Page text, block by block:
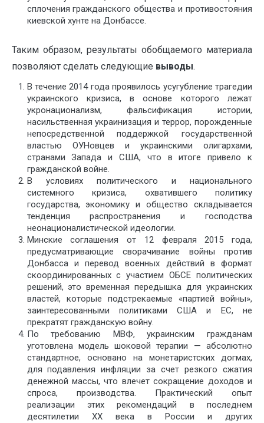
сплочения гражданского общества и противостояния
киевской хунте на Донбассе.
Таким образом, результаты обобщаемого материала
позволяют сделать следующие выводы.
В течение 2014 года проявилось усугубление трагедии
украинского кризиса, в основе которого лежат
укронационализм, фальсификация истории,
насильственная украинизация и террор, порожденные
непосредственной поддержкой государственной
властью ОУНовцев и украинскими олигархами,
странами Запада и США, что в итоге привело к
гражданской войне.
В условиях политического и национального
системного кризиса, охватившего политику
государства, экономику и общество складывается
тенденция распространения и господства
неонационалистической идеологии.
Минские соглашения от 12 февраля 2015 года,
предусматривающие сворачивание войны против
Донбасса и перевод военных действий в формат
скоординированных с участием ОБСЕ политических
решений, это временная передышка для украинских
властей, которые подстрекаемые «партией войны»,
заинтересованными политиками США и ЕС, не
прекратят гражданскую войну.
По требованию МВФ, украинским гражданам
уготовлена модель шоковой терапии — абсолютно
стандартное, основано на монетаристских догмах,
для подавления инфляции за счет резкого сжатия
денежной массы, что влечет сокращение доходов и
спроса, производства. Практический опыт
реализации этих рекомендаций в последнем
десятилетии ХХ века в России и других